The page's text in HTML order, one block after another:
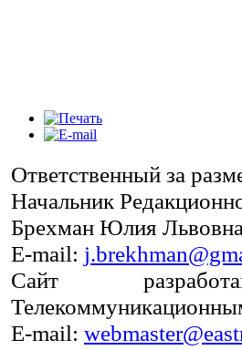
Ответственный за
Начальник
Брехман Юлия
E-mail:
Сайт
E-mail: